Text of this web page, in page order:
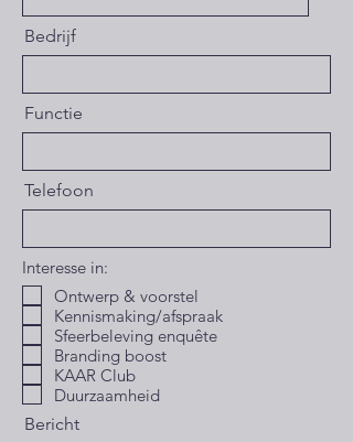
Bedrijf
Functie
Telefoon
Interesse in:
Ontwerp & voorstel
Kennismaking/afspraak
Sfeerbeleving enquête
Branding boost
KAAR Club
Duurzaamheid
Bericht